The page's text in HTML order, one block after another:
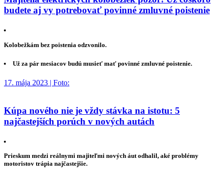
budete aj vy potrebovať povinné zmluvné poistenie
Kolobežkám bez poistenia odzvonilo.
Už za pár mesiacov budú musieť mať povinné zmluvné poistenie.
17. mája 2023 | Foto:
Kúpa nového nie je vždy stávka na istotu: 5
najčastejších porúch v nových autách
Prieskum medzi reálnymi majiteľmi nových áut odhalil, aké problémy
motoristov trápia najčastejšie.